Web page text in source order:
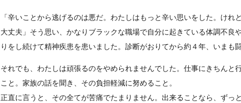
「辛いことから逃げるのは悪だ。わたしはもっと辛い思いをした。けれ
大丈夫」そう思い、かなりブラックな職場で自分に起きている体調不良
りをし続けて精神疾患を患いました。診断がおりてから約４年、いまも
それでも、わたしは頑張るのをやめられませんでした。仕事にきちんと
こと。家族の話を聞き、その負担軽減に努めること。
正直に言うと、その全てが苦痛でたまりません。出来ることなら、ずっ